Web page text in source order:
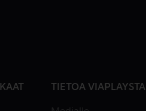
TIETOA VIAPLAYSTA